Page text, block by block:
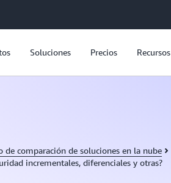
Soluciones Precios Recursos
de comparación de soluciones en la nube
incrementales, diferenciales y otras?